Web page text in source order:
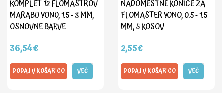
KOMPLET 12 FLOMASTROV
MARABU YONO, 1.5 - 3 MM,
OSNOVNE BARVE
36,54€
DODAJ V KOŠARICO VEČ
NADOMESTNE KONICE ZA
FLOMASTER YONO, 0.5 - 1.5
MM, 5 KOSOV
2,55€
DODAJ V KOŠARICO VEČ